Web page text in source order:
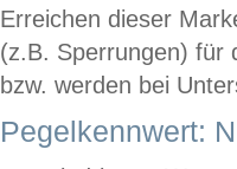
Erreichen dieser
(z.B. Sperrungen) für
bzw. werden bei
Pegelkennwert: